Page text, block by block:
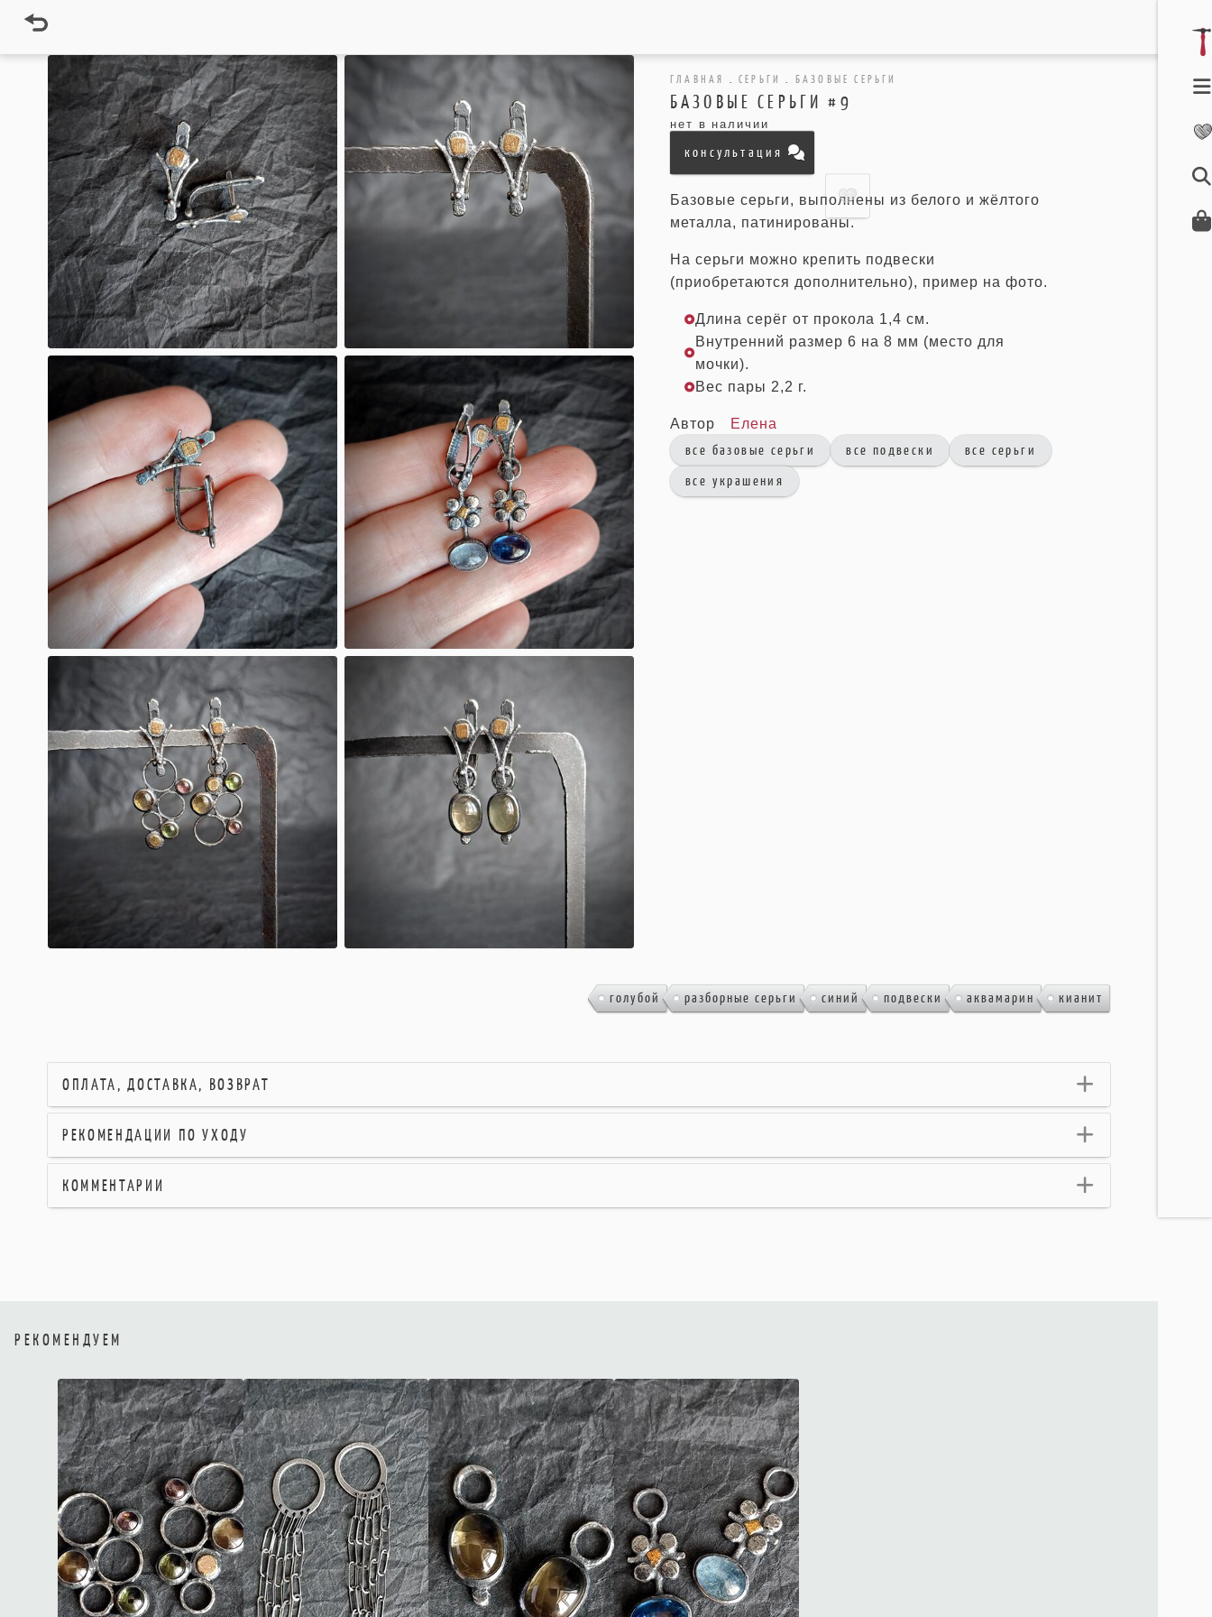
ГЛАВНАЯ . СЕРЬГИ . БАЗОВЫЕ СЕРЬГИ
БАЗОВЫЕ СЕРЬГИ #9
нет в наличии
консультация
Базовые серьги, выполнены из белого и жёлтого
металла, патинированы.
На серьги можно крепить подвески
(приобретаются дополнительно), пример на фото.
Длина серёг от прокола 1,4 см.
Внутренний размер 6 на 8 мм (место для
мочки).
Вес пары 2,2 г.
Автор Елена
все базовые серьги все подвески
все серьги
все украшения
голубой , разборные серьги , синий , подвески , аквамарин , кианит
ОПЛАТА, ДОСТАВКА, ВОЗВРАТ
РЕКОМЕНДАЦИИ ПО УХОДУ
КОММЕНТАРИИ
РЕКОМЕНДУЕМ